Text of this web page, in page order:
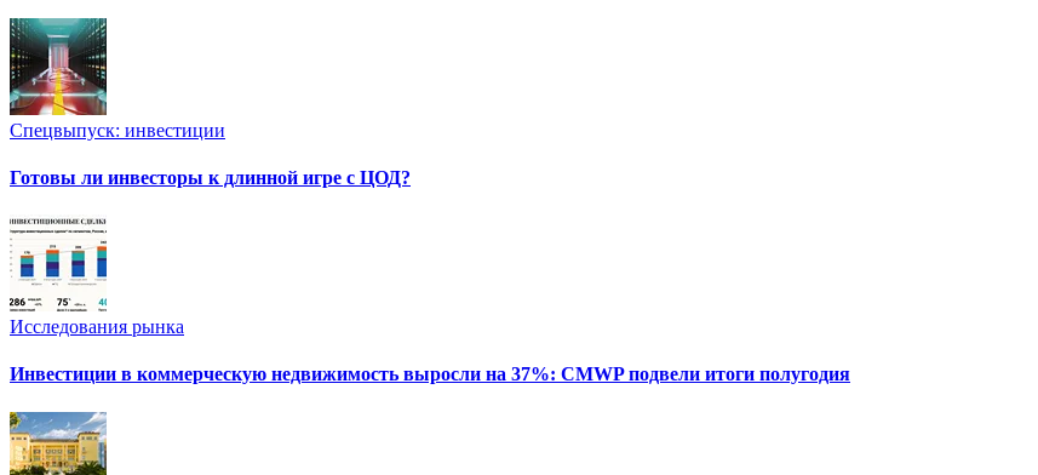
Спецвыпуск: инвестиции
Готовы ли инвесторы к длинной игре с ЦОД?
Исследования рынка
Инвестиции в коммерческую недвижимость выросли на 37%: CMWP подвели итоги полугодия